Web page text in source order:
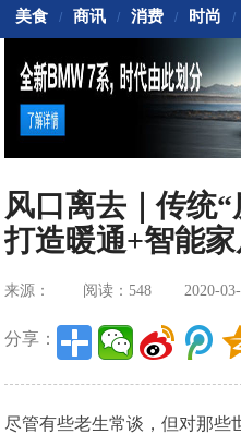
美食 / 商讯 / 消费 / 时尚 /
风口离去｜传统
打造暖通+智能
来源： 阅读：548 2020-
分享：
尽管有些老生常谈，但对那些